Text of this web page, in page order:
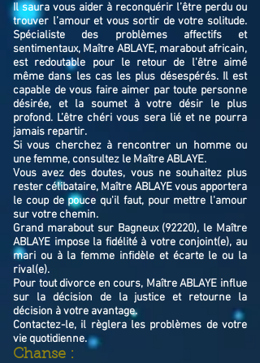
Il saura vous aider à reconquérir l’être perdu ou
trouver l’amour et vous sortir de votre solitude.
Spécialiste des problèmes affectifs et
sentimentaux, Maître ABLAYE, marabout africain,
est redoutable pour le retour de l'être aimé
même dans les cas les plus désespérés. Il est
capable de vous faire aimer par toute personne
désirée, et la soumet à votre désir le plus
profond. L’être chéri vous sera lié et ne pourra
jamais repartir.
Si vous cherchez à rencontrer un homme ou
une femme, consultez le Maître ABLAYE.
Vous avez des doutes, vous ne souhaitez plus
rester célibataire, Maître ABLAYE vous apportera
le coup de pouce qu'il faut, pour mettre l'amour
sur votre chemin.
Grand marabout sur Bagneux (92220), le Maître
ABLAYE impose la fidélité à votre conjoint(e), au
mari ou à la femme infidèle et écarte le ou la
rival(e).
Pour tout divorce en cours, Maître ABLAYE influe
sur la décision de la justice et retourne la
décision à votre avantage.
Contactez-le, il règlera les problèmes de votre
vie quotidienne.
Chanse :